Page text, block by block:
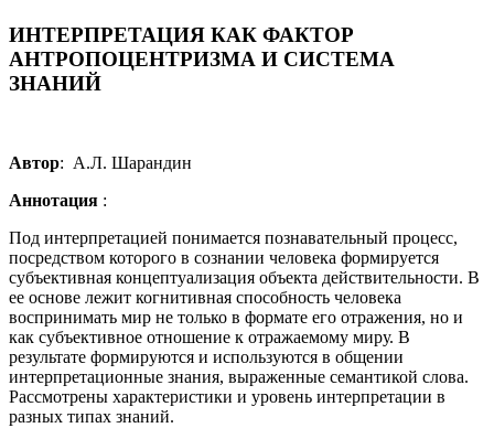
ИНТЕРПРЕТАЦИЯ КАК ФАКТОР
АНТРОПОЦЕНТРИЗМА И СИСТЕМА
ЗНАНИЙ
Автор: А.Л. Шарандин
Аннотация :
Под интерпретацией понимается познавательный процесс,
посредством которого в сознании человека формируется
субъективная концептуализация объекта действительности. В
ее основе лежит когнитивная способность человека
воспринимать мир не только в формате его отражения, но и
как субъективное отношение к отражаемому миру. В
результате формируются и используются в общении
интерпретационные знания, выраженные семантикой слова.
Рассмотрены характеристики и уровень интерпретации в
разных типах знаний.